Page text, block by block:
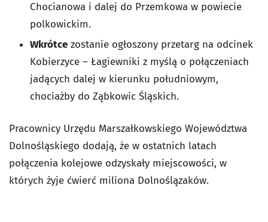
Chocianowa i dalej do Przemkowa w powiecie
polkowickim.
Wkrótce zostanie ogłoszony przetarg na odcinek
Kobierzyce – Łagiewniki z myślą o połączeniach
jadących dalej w kierunku południowym,
chociażby do Ząbkowic Śląskich.
Pracownicy Urzędu Marszałkowskiego Województwa
Dolnośląskiego dodają, że w ostatnich latach
połączenia kolejowe odzyskały miejscowości, w
których żyje ćwierć miliona Dolnoślązaków.